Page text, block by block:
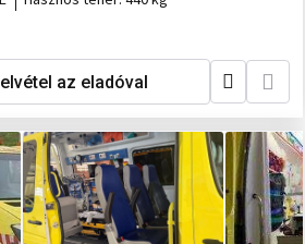
az eladóval